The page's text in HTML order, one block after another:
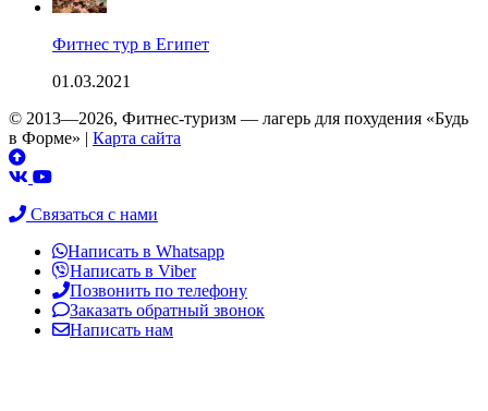
Фитнес тур в Египет
01.03.2021
© 2013—2026, Фитнес-туризм — лагерь для похудения «Будь
в Форме» | Карта сайта
Связаться с нами
Написать в Whatsapp
Написать в Viber
Позвонить по телефону
Заказать обратный звонок
Написать нам